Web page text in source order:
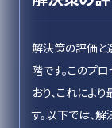
解決策の評価と
階です。このプ
おり、これによ
す。以下では、